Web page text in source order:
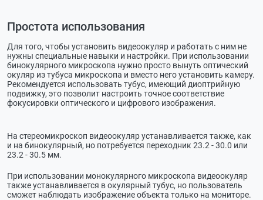
Простота использования
Для того, чтобы установить видеоокуляр и работать с ним не
нужны специальные навыки и настройки. При использовании
бинокулярного микроскопа нужно просто вынуть оптический
окуляр из тубуса микроскопа и вместо него установить камеру.
Рекомендуется использовать тубус, имеющий диоптрийную
подвижку, это позволит настроить точное соответствие
фокусировки оптического и цифрового изображения.
На стереомикроскоп видеоокуляр устанавливается также, как
и на бинокулярный, но потребуется переходник 23.2 - 30.0 или
23.2 - 30.5 мм.
При использовании монокулярного микроскопа видеоокуляр
также устанавливается в окулярный тубус, но пользователь
сможет наблюдать изображение объекта только на мониторе.